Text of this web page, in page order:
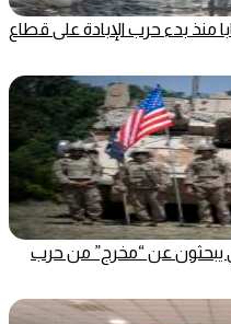
و174,242 مصابا منذ بدء حرب الإبادة على قطاع
يبحثون عن “مخرج” من حرب